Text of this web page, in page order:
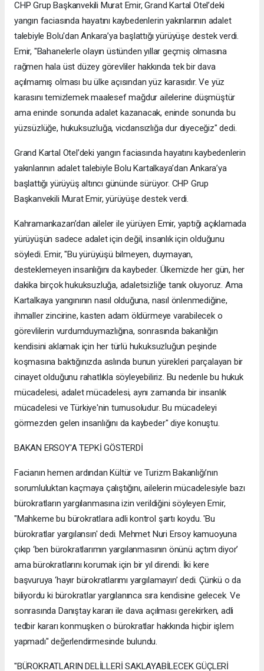
CHP Grup Başkanvekili Murat Emir, Grand Kartal Otel’deki
yangın faciasında hayatını kaybedenlerin yakınlarının adalet
talebiyle Bolu'dan Ankara’ya başlattığı yürüyüşe destek verdi.
Emir, "Bahanelerle olayın üstünden yıllar geçmiş olmasına
rağmen hala üst düzey görevliler hakkında tek bir dava
açılmamış olması bu ülke açısından yüz karasıdır. Ve yüz
karasını temizlemek maalesef mağdur ailelerine düşmüştür
ama eninde sonunda adalet kazanacak, eninde sonunda bu
yüzsüzlüğe, hukuksuzluğa, vicdansızlığa dur diyeceğiz" dedi.
Grand Kartal Otel’deki yangın faciasında hayatını kaybedenlerin
yakınlarının adalet talebiyle Bolu Kartalkaya’dan Ankara’ya
başlattığı yürüyüş altıncı gününde sürüyor. CHP Grup
Başkanvekili Murat Emir, yürüyüşe destek verdi.
Kahramankazan’dan aileler ile yürüyen Emir, yaptığı açıklamada
yürüyüşün sadece adalet için değil, insanlık için olduğunu
söyledi. Emir, "Bu yürüyüşü bilmeyen, duymayan,
desteklemeyen insanlığını da kaybeder. Ülkemizde her gün, her
dakika birçok hukuksuzluğa, adaletsizliğe tanık oluyoruz. Ama
Kartalkaya yangınının nasıl olduğuna, nasıl önlenmediğine,
ihmaller zincirine, kasten adam öldürmeye varabilecek o
görevlilerin vurdumduymazlığına, sonrasında bakanlığın
kendisini aklamak için her türlü hukuksuzluğun peşinde
koşmasına baktığınızda aslında bunun yürekleri parçalayan bir
cinayet olduğunu rahatlıkla söyleyebiliriz. Bu nedenle bu hukuk
mücadelesi, adalet mücadelesi, aynı zamanda bir insanlık
mücadelesi ve Türkiye'nin turnusoludur. Bu mücadeleyi
görmezden gelen insanlığını da kaybeder" diye konuştu.
BAKAN ERSOY'A TEPKİ GÖSTERDİ
Facianın hemen ardından Kültür ve Turizm Bakanlığı’nın
sorumluluktan kaçmaya çalıştığını, ailelerin mücadelesiyle bazı
bürokratların yargılanmasına izin verildiğini söyleyen Emir,
"Mahkeme bu bürokratlara adli kontrol şartı koydu. 'Bu
bürokratlar yargılansın' dedi. Mehmet Nuri Ersoy kamuoyuna
çıkıp ‘ben bürokratlarımın yargılanmasının önünü açtım diyor’
ama bürokratlarını korumak için bir yıl direndi. İki kere
başvuruya ‘hayır bürokratlarımı yargılamayın’ dedi. Çünkü o da
biliyordu ki bürokratlar yargılanınca sıra kendisine gelecek. Ve
sonrasında Danıştay kararı ile dava açılması gerekirken, adli
tedbir kararı konmuşken o bürokratlar hakkında hiçbir işlem
yapmadı" değerlendirmesinde bulundu.
"BÜROKRATLARIN DELİLLERİ SAKLAYABİLECEK GÜÇLERİ